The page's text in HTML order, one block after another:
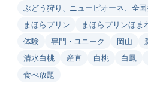
ぶどう狩り、ニューピオーネ、全
まほらプリン
まほらプリンほま
体験
専門・ユニーク 岡山
清水白桃
産直 白桃 白鳳
食べ放題